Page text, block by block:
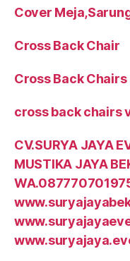
Cover
Cross Back Chair
Cross Back
cross back chairs
CV.SURYA JAYA
MUSTIKA JAYA